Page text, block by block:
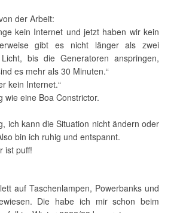
der Arbeit:
kein Internet und jetzt haben wir kein
gibt es nicht länger als zwei
bis die Generatoren anspringen,
es mehr als 30 Minuten.“
kein Internet.“
wie eine Boa Constrictor.
ich kann die Situation nicht ändern oder
bin ich ruhig und entspannt.
ist puff!
auf Taschenlampen, Powerbanks und
Die habe ich mir schon beim